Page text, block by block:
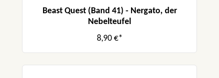
Beast Quest (Band 41) - Nergato, der
Nebelteufel
8,90 €*